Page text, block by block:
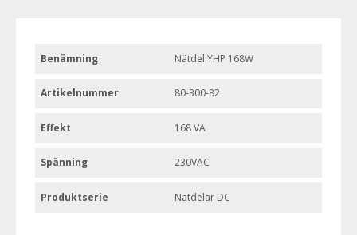
Benämning Nätdel YHP 168W
Artikelnummer 80-300-82
Effekt 168 VA
Spänning 230VAC
Produktserie Nätdelar DC